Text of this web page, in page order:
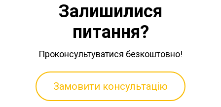
Залишилися
питання?
Проконсультуватися безкоштовно!
Замовити консультацію